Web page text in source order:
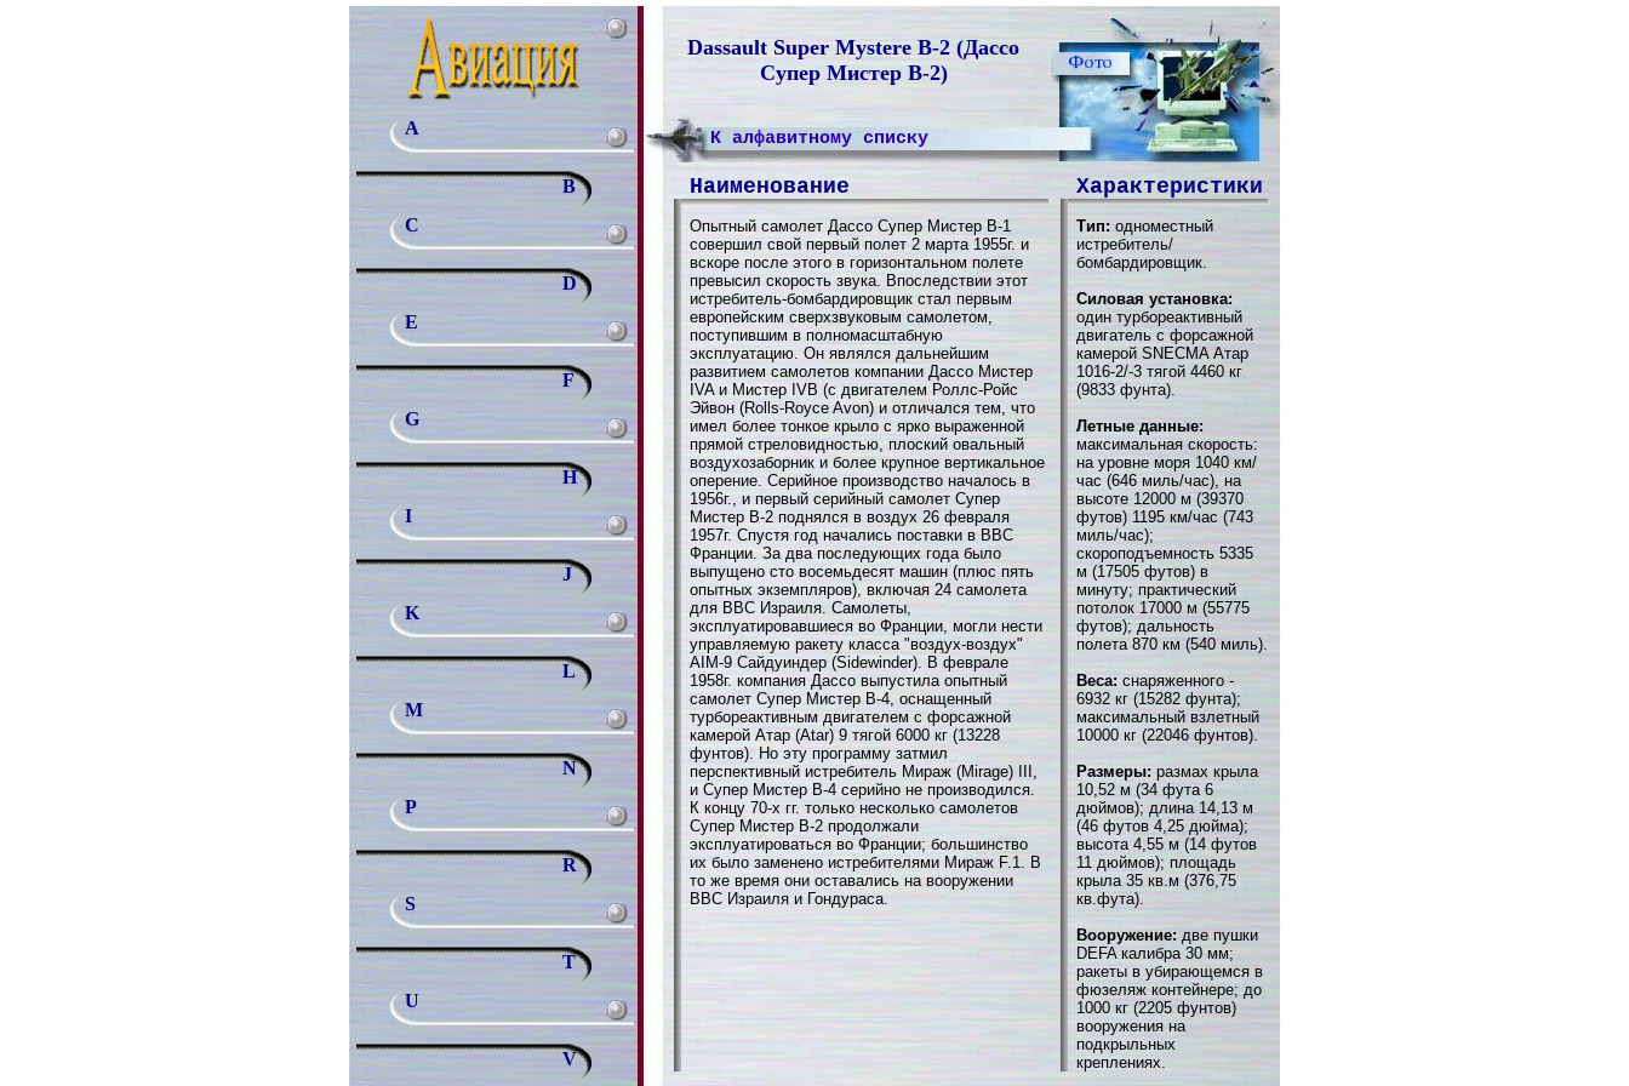
Dassault Super Mystere B-2 (Дассо
Супер Мистер B-2)
A
B
C
D
E
F
G
H
I
J
K
L
M
N
P
R
S
T
U
V
К алфавитному списку
Наименование Характеристики
Опытный самолет Дассо Супер Мистер B-1
совершил свой первый полет 2 марта 1955г. и
вскоре после этого в горизонтальном полете
превысил скорость звука. Впоследствии этот
истребитель-бомбардировщик стал первым
европейским сверхзвуковым самолетом,
поступившим в полномасштабную
эксплуатацию. Он являлся дальнейшим
развитием самолетов компании Дассо Мистер
IVA и Мистер IVВ (с двигателем Роллс-Ройс
Эйвон (Rolls-Royce Avon) и отличался тем, что
имел более тонкое крыло с ярко выраженной
прямой стреловидностью, плоский овальный
воздухозаборник и более крупное вертикальное
оперение. Серийное производство началось в
1956г., и первый серийный самолет Супер
Мистер В-2 поднялся в воздух 26 февраля
1957г. Спустя год начались поставки в ВВС
Франции. За два последующих года было
выпущено сто восемьдесят машин (плюс пять
опытных экземпляров), включая 24 самолета
для ВВС Израиля. Самолеты,
эксплуатировавшиеся во Франции, могли нести
управляемую ракету класса "воздух-воздух"
AIM-9 Cайдуиндер (Sidewinder). В феврале
1958г. компания Дассо выпустила опытный
самолет Супер Мистер В-4, оснащенный
турбореактивным двигателем с форсажной
камерой Атар (Atar) 9 тягой 6000 кг (13228
фунтов). Но эту программу затмил
перспективный истребитель Мираж (Mirage) III,
и Супер Мистер В-4 серийно не производился.
К концу 70-х гг. только несколько самолетов
Супер Мистер В-2 продолжали
эксплуатироваться во Франции; большинство
их было заменено истребителями Мираж F.1. В
то же время они оставались на вооружении
ВВС Израиля и Гондураса.
Тип: одноместный
истребитель/
бомбардировщик.
Силовая установка:
один турбореактивный
двигатель с форсажной
камерой SNECMA Атар
1016-2/-3 тягой 4460 кг
(9833 фунта).
Летные данные:
максимальная скорость:
на уровне моря 1040 км/
час (646 миль/час), на
высоте 12000 м (39370
футов) 1195 км/час (743
миль/час);
скороподъемность 5335
м (17505 футов) в
минуту; практический
потолок 17000 м (55775
футов); дальность
полета 870 км (540 миль).
Веса: снаряженного -
6932 кг (15282 фунта);
максимальный взлетный
10000 кг (22046 фунтов).
Размеры: размах крыла
10,52 м (34 фута 6
дюймов); длина 14,13 м
(46 футов 4,25 дюйма);
высота 4,55 м (14 футов
11 дюймов); площадь
крыла 35 кв.м (376,75
кв.фута).
Вооружение: две пушки
DEFA калибра 30 мм;
ракеты в убирающемся в
фюзеляж контейнере; до
1000 кг (2205 фунтов)
вооружения на
подкрыльных
креплениях.